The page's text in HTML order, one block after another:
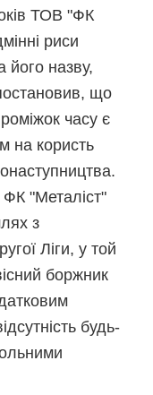
ТОВ "ФК
риси
його назву,
що
часу є
на користь
"Металіст"
з
Ліги, у той
боржник
будь-